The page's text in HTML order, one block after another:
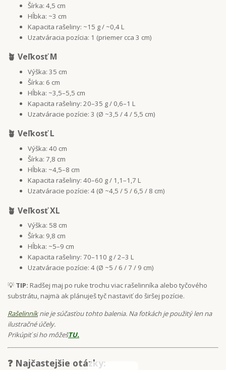
Šírka: 4,5 cm
Hĺbka: ~3 cm
Kapacita rašeliny: ~15 g / ~0,4 L
Uzatváracia pozícia: 1 (priemer cca 3 cm)
🪴 Veľkosť M
Výška: 35 cm
Šírka: 6 cm
Hĺbka: ~3,5–5,5 cm
Kapacita rašeliny: 20–35 g / 0,6–1 L
Uzatváracie pozície: 3 (Ø ~3,5 / 4 / 5,5 cm)
🪴 Veľkosť L
Výška: 40 cm
Šírka: 7,8 cm
Hĺbka: ~4,5–8 cm
Kapacita rašeliny: 40–60 g / 1,1–1,7 L
Uzatváracie pozície: 4 (Ø ~4,5 / 5 / 6,5 / 8 cm)
🪴 Veľkosť XL
Výška: 58 cm
Šírka: 9,8 cm
Hĺbka: ~5–9 cm
Kapacita rašeliny: 70–110 g / 2–3 L
Uzatváracie pozície: 4 (Ø ~5 / 6 / 7 / 9 cm)
💡 TIP: Radšej maj po ruke trochu viac rašelinníka alebo tyčového
substrátu, najmä ak plánuješ tyč nastaviť do širšej pozície.
Rašelinníknie je súčasťou tohto balenia. Na fotkách je použitý len na
ilustračné účely.
Prikúpiť si ho môžešTU.
❓ Najčastejšie otázky: